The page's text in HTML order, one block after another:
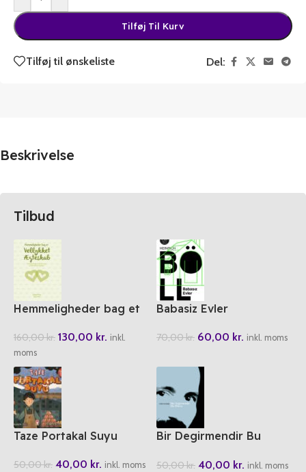
Tilføj Til Kurv
Tilføj til ønskeliste Del:
Beskrivelse
Tilbud
Hemmeligheder bag et
160,00kr. 130,00 kr. inkl.
moms
Babasiz Evler
70,00kr. 60,00 kr. inkl. moms
Taze Portakal Suyu
50,00kr. 40,00 kr. inkl. moms
Bir Degirmendir Bu
50,00kr. 40,00 kr. inkl. moms